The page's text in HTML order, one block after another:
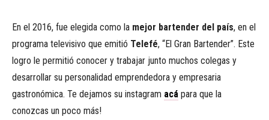
En el 2016, fue elegida como la mejor bartender del país, en el
programa televisivo que emitió Telefé, “El Gran Bartender”. Este
logro le permitió conocer y trabajar junto muchos colegas y
desarrollar su personalidad emprendedora y empresaria
gastronómica. Te dejamos su instagram acá para que la
conozcas un poco más!